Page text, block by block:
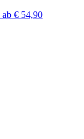
ab € 54,90